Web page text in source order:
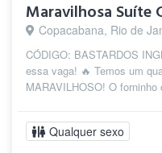
Copacabana, Rio de
CÓDIGO: BASTARDOS
essa vaga! 🔥 Temos um
MARAVILHOSO! O
Qualquer sexo